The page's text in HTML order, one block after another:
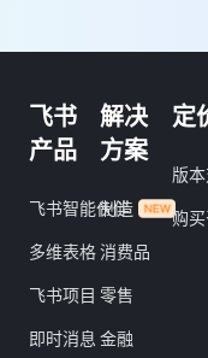
飞书
产品
飞书智能伙伴
多维表格
飞书项目
即时消息
解决
方案
制造
消费品
零售
金融
定
版
购